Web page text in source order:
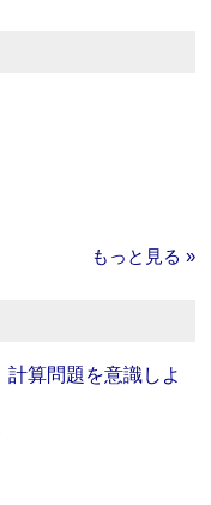
もっと見る »
計算問題を意識しよ